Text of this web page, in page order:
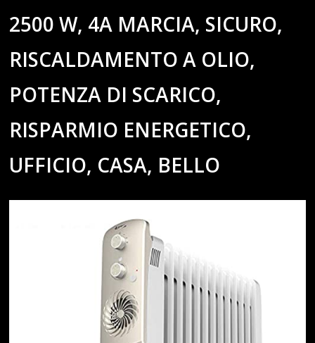
2500 W, 4A MARCIA, SICURO,
RISCALDAMENTO A OLIO,
POTENZA DI SCARICO,
RISPARMIO ENERGETICO,
UFFICIO, CASA, BELLO